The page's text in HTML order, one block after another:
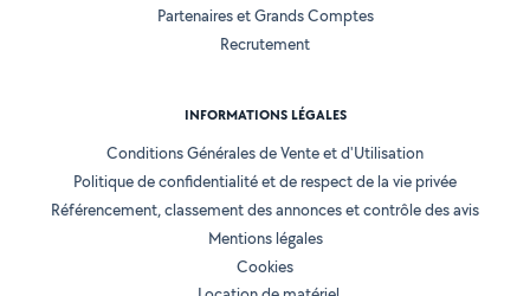
Partenaires et Grands Comptes
Recrutement
INFORMATIONS LÉGALES
Conditions Générales de Vente et d'Utilisation
Politique de confidentialité et de respect de la vie privée
Référencement, classement des annonces et contrôle des avis
Mentions légales
Cookies